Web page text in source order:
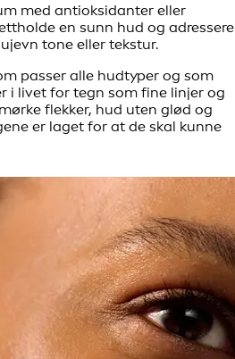
med antioksidanter eller
en sunn hud og adressere
tone eller tekstur.
passer alle hudtyper og som
i livet for tegn som fine linjer og
flekker, hud uten glød og
er laget for at de skal kunne